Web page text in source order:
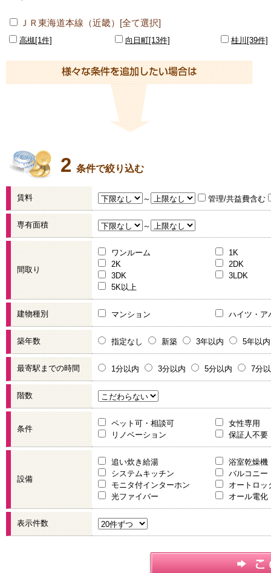
ＪＲ東海道本線（近畿）[全て選択]
高槻[1件] 向日町[13件] 桂川[39件]
2 条件で絞り込む
賃料 ～ 管理/共益費含む
専有面積 ～
間取り
ワンルーム
1K
2K
2DK
3DK
3LDK
5K以上
建物種別 マンション ハイツ・ア
築年数 指定なし 新築 3年以内 5年以内
最寄駅までの時間 1分以内 3分以内 5分以内 7分
階数
条件
ペット可・相談可
女性専用
リノベーション
保証人不要
設備
追い炊き給湯
浴室乾燥機
システムキッチン
バルコニー
モニタ付インターホン
オートロッ
光ファイバー
オール電化
表示件数